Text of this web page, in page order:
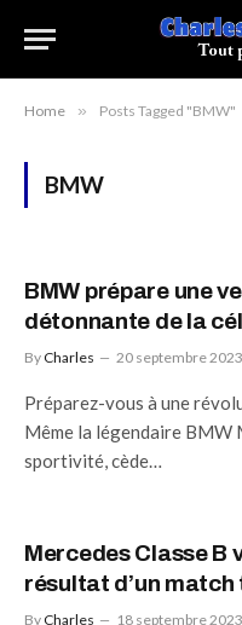
Home » Posts Tagged "BMW"
BMW
BMW prépare une
détonnante de la
By Charles 20 septembre 2023
Préparez-vous à une
Même la légendaire BMW
sportivité, cède…
Mercedes Classe B
résultat d’un match
By Charles 18 septembre 2023